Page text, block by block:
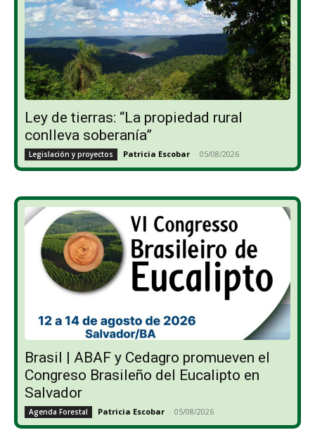
Ley de tierras: “La propiedad rural
conlleva soberanía”
Legislación y proyectos Patricia Escobar - 05/08/2026
Brasil | ABAF y Cedagro promueven el
Congreso Brasileño del Eucalipto en
Salvador
Agenda Forestal Patricia Escobar - 05/08/2026